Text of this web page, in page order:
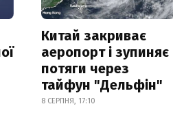
Китай закриває
аеропорт і зупиняє
потяги через
тайфун "Дельфін"
8 СЕРПНЯ, 17:10